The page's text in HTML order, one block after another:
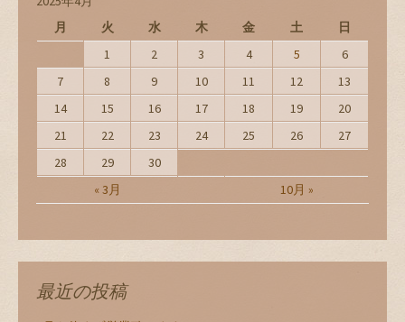
月
火 水 木 金 土 日
« 3月 10月 »
1 2 3 4 5
6
7
8 9 10 11 12
13
14
15 16 17 18 19
20
21
22 23 24 25 26
27
28
29 30
最近の投稿